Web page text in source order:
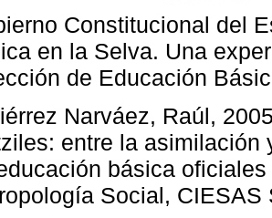
Constitucional del
en la Selva. Una
de Educación
Narváez, Raúl,
entre la asimilación
básica
Social,